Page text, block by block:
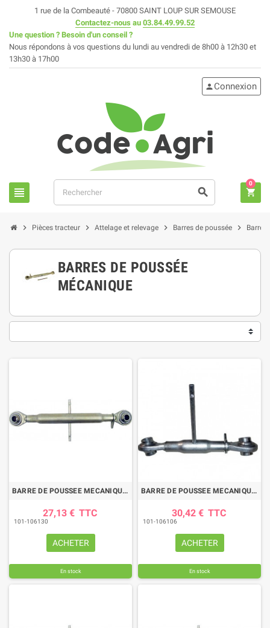
1 rue de la Combeauté - 70800 SAINT LOUP SUR SEMOUSE
Contactez-nous au 03.84.49.99.52
Une question ? Besoin d'un conseil ?
Nous répondons à vos questions du lundi au vendredi de 8h00 à 12h30 et
13h30 à 17h00
view_headline search
person Connexion
shopping_cart
0
chevron_right Pièces tracteur chevron_right Attelage et relevage chevron_right Barres de poussée chevron_right Barres
BARRES DE POUSSÉE
MÉCANIQUE
BARRE DE POUSSEE MECANIQUE ROTULE-ROTULE LG 290-365 CAT1
27,13 € TTC
101-106130
ACHETER
En stock
BARRE DE POUSSEE MECANIQUE ROTULE-ROTULE LG 310-350 CAT2
30,42 € TTC
101-106106
ACHETER
En stock